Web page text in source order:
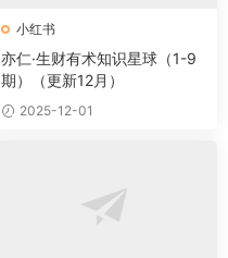
小红书
亦仁·生财有术知识星球（1-9
期）（更新12月）
2025-12-01